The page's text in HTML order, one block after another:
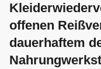
offenen
dauerhaftem